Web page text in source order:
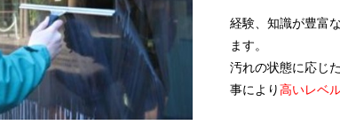
経験、知識が豊富
ます。
汚れの状態に応じ
事により高いレベ